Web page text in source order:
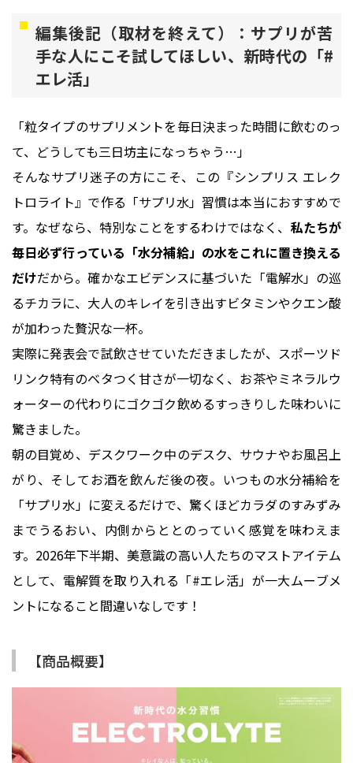
編集後記（取材を終えて）：サプリが苦
手な人にこそ試してほしい、新時代の「#
エレ活」
「粒タイプのサプリメントを毎日決まった時間に飲むのっ
て、どうしても三日坊主になっちゃう…」
そんなサプリ迷子の方にこそ、この『シンプリス エレク
トロライト』で作る「サプリ水」習慣は本当におすすめで
す。なぜなら、特別なことをするわけではなく、 私たちが
毎日必ず行っている「水分補給」の水をこれに置き換える
だけだから。確かなエビデンスに基づいた「電解水」の巡
るチカラに、大人のキレイを引き出すビタミンやクエン酸
が加わった贅沢な一杯。
実際に発表会で試飲させていただきましたが、スポーツド
リンク特有のベタつく甘さが一切なく、お茶やミネラルウ
ォーターの代わりにゴクゴク飲めるすっきりした味わいに
驚きました。
朝の目覚め、デスクワーク中のデスク、サウナやお風呂上
がり、そしてお酒を飲んだ後の夜。いつもの水分補給を
「サプリ水」に変えるだけで、驚くほどカラダのすみずみ
までうるおい、内側からととのっていく感覚を味わえま
す。2026年下半期、美意識の高い人たちのマストアイテム
として、電解質を取り入れる「#エレ活」が一大ムーブメ
ントになること間違いなしです！
【商品概要】